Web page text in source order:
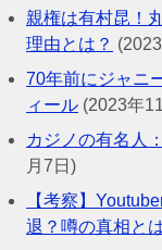
親権は有村昆！
理由とは？
70年前にジャニ
ィール (2023年
カジノの有名人
月7日)
【考察】
退？噂の真相と